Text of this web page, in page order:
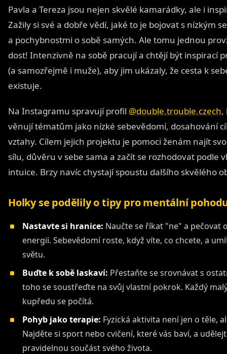
Pavla a Tereza jsou nejen skvělé kamarádky, ale i
Zažily si své a dobře vědí, jaké to je bojovat s nízkým
a pochybnostmi o sobě samých. Ale tomu jednou
dost! Intenzivně na sobě pracují a chtějí být inspirací
(a samozřejmě i muže), aby jim ukázaly, že cesta k
existuje.
Na Instagramu spravují profil @double.trouble.czech,
věnují tématům jako nízké sebevědomí, dosahování
vztahy. Cílem jejich projektu je pomoci ženám najít
sílu, důvěru v sebe sama a začít se rozhodovat podle
intuice. Brzy navíc chystají spoustu dalšího skvělého
Holky se podělily o tipy pro mentální
Nastavte si hranice: Naučte se říkat "ne" a pečovat
energii. Sebevědomí roste, když víte, co chcete, a
světu.
Buďte k sobě laskaví: Přestaňte se srovnávat s
toho se soustřeďte na svůj vlastní pokrok. Každý
kupředu se počítá.
Pohyb jako terapie: Fyzická aktivita není jen o těle,
Najděte si sport nebo cvičení, které vás baví, a
pravidelnou součást svého života.